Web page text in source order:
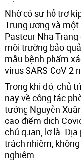
Nhờ có sự hỗ trợ
Trung ương và
Pasteur Nha
môi trường bảo
mẫu bệnh phẩm
virus SARS-CoV-2
Trong khi đó, chủ
nay về công tác
tướng Nguyễn
cao điểm dịch
chủ quan, lơ là.
trách nhiệm,
nghiêm